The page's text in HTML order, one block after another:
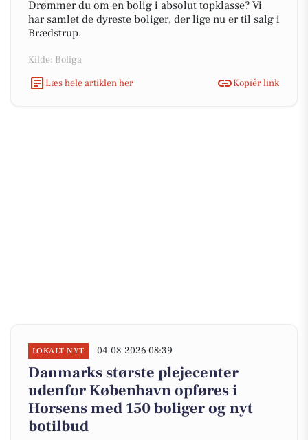
Drømmer du om en bolig i absolut topklasse? Vi
har samlet de dyreste boliger, der lige nu er til salg i
Brædstrup.
Kilde: Boliga
Læs hele artiklen her
Kopiér link
LOKALT NYT 04-08-2026 08:39
Danmarks største plejecenter
udenfor København opføres i
Horsens med 150 boliger og nyt
botilbud